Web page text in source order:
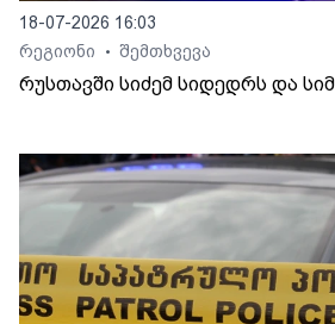
18-07-2026 16:03
რეგიონი
• შემთხვევა
რუსთავში სიძემ სიდედრს და